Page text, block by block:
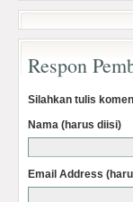
Respon
Silahkan tulis
Nama (harus diisi)
Email Address